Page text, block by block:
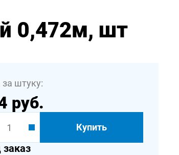
0,472м, шт
штуку:
руб.
Купить